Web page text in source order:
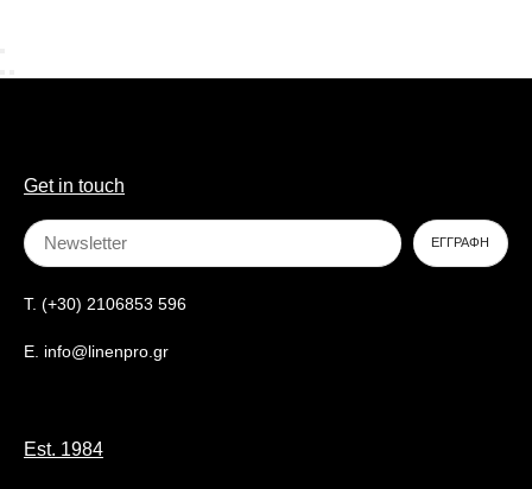
Get in touch
T. (+30) 2106853 596
E. info@linenpro.gr
Est. 1984